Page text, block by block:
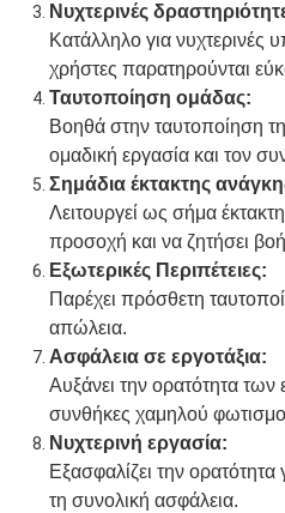
Νυχτερινές
Κατάλληλο για νυχτερινές
χρήστες παρατηρούνται
Ταυτοποίηση ομάδας:
Βοηθά στην ταυτοποίηση
ομαδική εργασία και τον
Σημάδια έκτακτης
Λειτουργεί ως σήμα
προσοχή και να ζητήσει
Εξωτερικές Περιπέτειες:
Παρέχει πρόσθετη
απώλεια.
Ασφάλεια σε εργοτάξια:
Αυξάνει την ορατότητα
συνθήκες χαμηλού
Νυχτερινή εργασία:
Εξασφαλίζει την
τη συνολική ασφάλεια.